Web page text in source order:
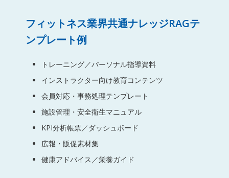
フィットネス業界共通ナレッジRAGテ
ンプレート例
トレーニング／パーソナル指導資料
インストラクター向け教育コンテンツ
会員対応・事務処理テンプレート
施設管理・安全衛生マニュアル
KPI分析帳票／ダッシュボード
広報・販促素材集
健康アドバイス／栄養ガイド